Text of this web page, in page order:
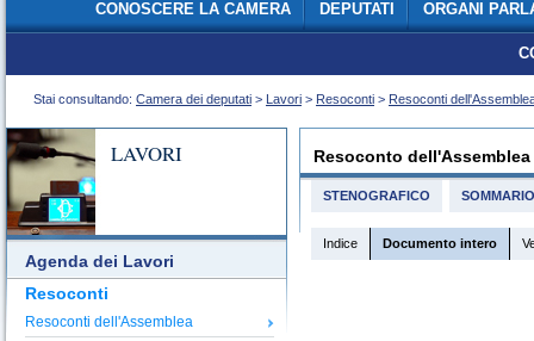
CONOSCERE LA CAMERA DEPUTATI ORGANI
Stai consultando: Camera dei deputati > Lavori > Resoconti > Resoconti
LAVORI
Agenda dei Lavori
Resoconti
Resoconti dell'Assemblea
Resoconto dell'Assemblea
STENOGRAFICO SOMMARIO
Indice Documento intero